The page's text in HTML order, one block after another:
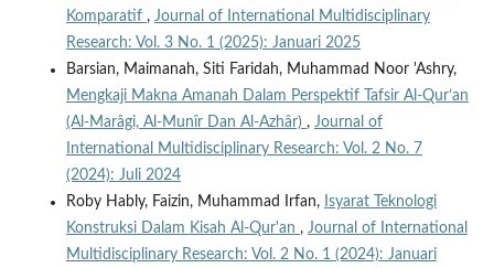
Komparatif , Journal of International Multidisciplinary
Research: Vol. 3 No. 1 (2025): Januari 2025
Barsian, Maimanah, Siti Faridah, Muhammad Noor 'Ashry,
Mengkaji Makna Amanah Dalam Perspektif Tafsir Al-Qur’an
(Al-Marâgi, Al-Munîr Dan Al-Azhâr) , Journal of
International Multidisciplinary Research: Vol. 2 No. 7
(2024): Juli 2024
Roby Hably, Faizin, Muhammad Irfan, Isyarat Teknologi
Konstruksi Dalam Kisah Al-Qur'an , Journal of International
Multidisciplinary Research: Vol. 2 No. 1 (2024): Januari